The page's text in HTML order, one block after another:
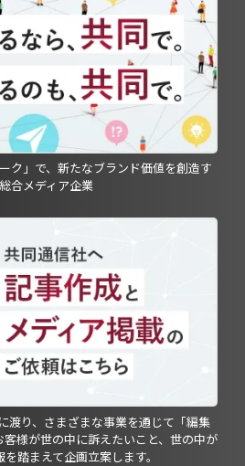
ク」で、新たなブランド価値を創造す
合メディア企業
渡り、さまざまな事業を通じて「編集
様が世の中に訴えたいこと、世の中が
踏まえて企画立案します。